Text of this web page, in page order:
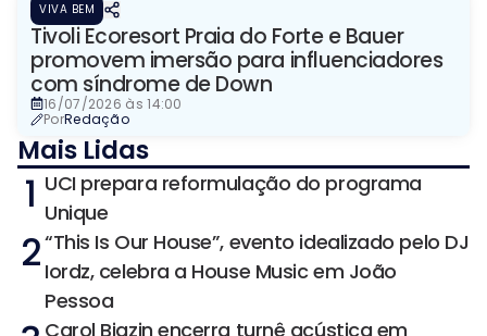
VIVA BEM
Tivoli Ecoresort Praia do Forte e Bauer
promovem imersão para influenciadores
com síndrome de Down
16/07/2026 às 14:00
PorRedação
Mais Lidas
1 UCI prepara reformulação do programa
Unique
2“This Is Our House”, evento idealizado pelo DJ
Iordz, celebra a House Music em João
Pessoa
Carol Biazin encerra turnê acústica em